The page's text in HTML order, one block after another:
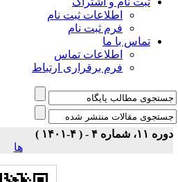
اطلاعات ثبت نام
فرم ثبت نام
تماس با ما
اطلاعات تماس
فرم برقراری ارتباط
شماره ۴ - ( ۴-۱۴۰۱ )
ها